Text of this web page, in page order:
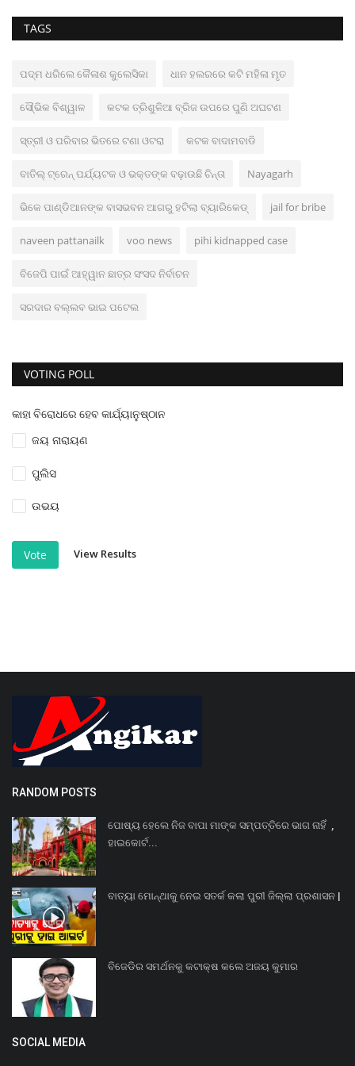
TAGS
ପଦ୍ମ ଧରିଲେ କୈଳାଶ କୁଲେସିକା ଧାନ ହଲରରେ କଟି ମହିଳା ମୃତ
ସୌ୍ଭିକ ବିଶ୍ୱାଳ କଟକ ତ୍ରିଶୁଳିଆ ବ୍ରିଜ ଉପରେ ପୁଣି ଅଘଟଣ
ସ୍ତ୍ରୀ ଓ ପରିବାର ଭିତରେ ଟଣା ଓଟରା କଟକ ବାଦାମବାଡି
ବାତିଲ୍ ଟ୍ରେନ୍ ପର୍ଯ୍ୟଟକ ଓ ଭକ୍ତଙ୍କ ବଢ଼ାଉଛି ଚିନ୍ତା Nayagarh
ଭିକେ ପାଣ୍ଡିଆନଙ୍କ ବାସଭବନ ଆଗରୁ ହଟିଲା ବ୍ୟାରିକେଡ୍ jail for bribe
naveen pattanailk voo news pihi kidnapped case
ବିଜେପି ପାଇଁ ଆହ୍ୱାନ ଛାତ୍ର ସଂସଦ ନିର୍ବାଚନ
ସରଦାର ବଲ୍ଲବ ଭାଇ ପଟେଲ
VOTING POLL
କାହା ବିରୋଧରେ ହେବ କାର୍ଯ୍ୟାନୁଷ୍ଠାନ
ଜୟ ନାରାୟଣ
ପୁଲିସ
ଉଭୟ
Vote View Results
RANDOM POSTS
ପୋଷ୍ୟ ହେଲେ ନିଜ ବାପା ମାଙ୍କ ସମ୍ପତ୍ତିରେ ଭାଗ ନାହିଁ ,
ହାଇକୋର୍ଟ...
ବାତ୍ୟା ମୋନ୍ଥାକୁ ନେଇ ସତର୍କ କଲା ପୁରୀ ଜିଲ୍ଲା ପ୍ରଶାସନ |
ବିଜେଡିର ସମର୍ଥନକୁ କଟାକ୍ଷ କଲେ ଅଜୟ କୁମାର
SOCIAL MEDIA